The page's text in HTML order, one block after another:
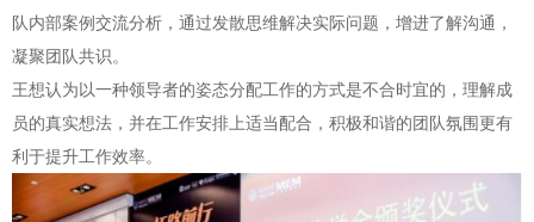
队内部案例交流分析，通过发散思维解决实际问题，增进了解沟通，
凝聚团队共识。
王想认为以一种领导者的姿态分配工作的方式是不合时宜的，理解成
员的真实想法，并在工作安排上适当配合，积极和谐的团队氛围更有
利于提升工作效率。